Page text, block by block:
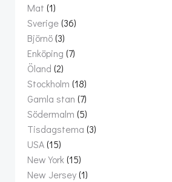
Mat (1)
Sverige(36)
Björnö(3)
Enköping (7)
Öland (2)
Stockholm (18)
Gamla stan (7)
Södermalm (5)
Tisdagstema (3)
USA(15)
New York(15)
New Jersey(1)